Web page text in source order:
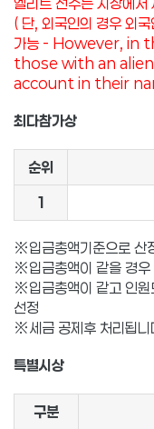
( 단, 외국인의 경우 외
가능 - However, in
those with an
account in their
최다참가상
순위
1
※입금총액기준으로 산
※입금총액이 같을 경우
※입금총액이 같고 인원
선정
※세금 공제후 처리됩니
특별시상
구분